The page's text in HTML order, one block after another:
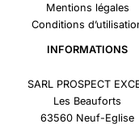
Mentions légales
Conditions
INFORMATIONS
SARL PROSPECT
Les Beauforts
63560 Neuf-Eglise